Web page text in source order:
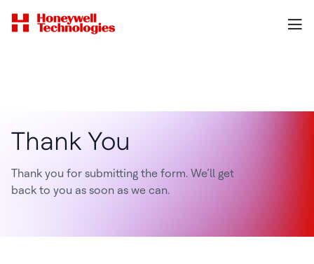
Thank You
Thank you for submitting the form. We’ll get
back to you as soon as we can.